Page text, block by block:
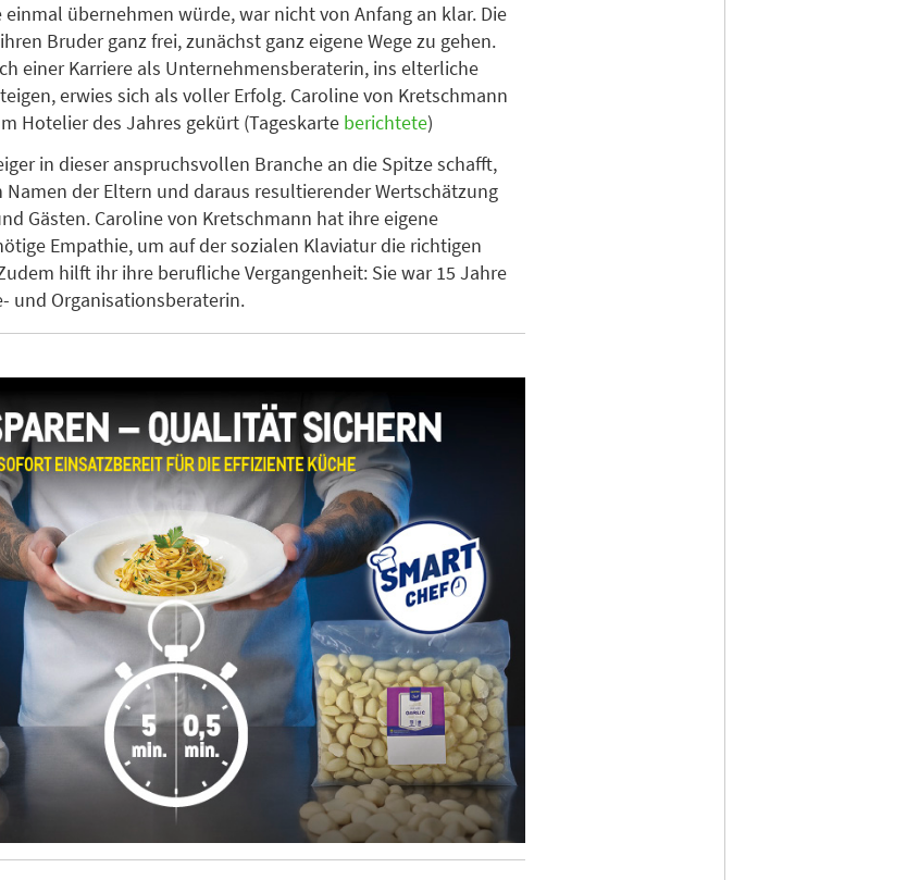
einmal übernehmen würde, war nicht von Anfang an klar. Die
Bruder ganz frei, zunächst ganz eigene Wege zu gehen.
einer Karriere als Unternehmensberaterin, ins elterliche
erwies sich als voller Erfolg. Caroline von Kretschmann
Hotelier des Jahres gekürt (Tageskarte berichtete)
in dieser anspruchsvollen Branche an die Spitze schafft,
der Eltern und daraus resultierender Wertschätzung
Gästen. Caroline von Kretschmann hat ihre eigene
Empathie, um auf der sozialen Klaviatur die richtigen
hilft ihr ihre berufliche Vergangenheit: Sie war 15 Jahre
und Organisationsberaterin.